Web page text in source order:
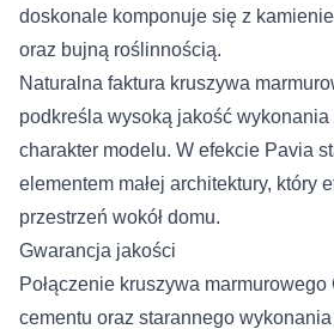
doskonale komponuje się z
oraz bujną roślinnością.
Naturalna faktura kruszywa
podkreśla wysoką jakość
charakter modelu. W efekcie Pavia
elementem małej architektury, który
przestrzeń wokół domu.
Gwarancja jakości
Połączenie kruszywa marmurowego
cementu oraz starannego